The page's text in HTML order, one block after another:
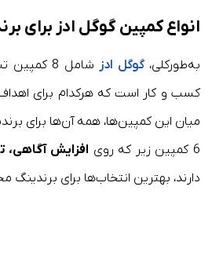
انواع کمپین گوگل ادز برای
به‌طور‌کلی،گوگل ادز
شامل 8
کسب و کار است که هرکدام برای
میان این کمپین‌ها، همه آن‌ها برای
6 کمپین زیر که روی
افزایش
دارند، بهترین انتخاب‌ها برای